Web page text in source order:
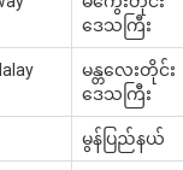
ဒေသကြီး
မန္တလေးတိုင်း
ဒေသကြီး
မွန်ပြည်နယ်